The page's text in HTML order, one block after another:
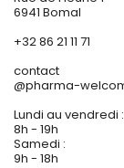
6941 Bomal
+32 86 21 11 71
contact
@pharma-
Lundi au vendredi :
8h - 19h
Samedi :
9h - 18h